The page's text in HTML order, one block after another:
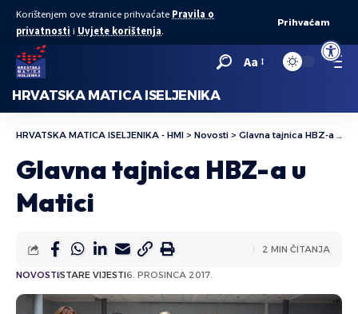
Open
Korištenjem ove stranice prihvaćate Pravila o
privatnosti i Uvjete korištenja.
Prihvaćam
Aa
HRVATSKA MATICA ISELJENIKA
HRVATSKA MATICA ISELJENIKA - HMI > Novosti > Glavna tajnica HBZ-a u Matici
Glavna tajnica HBZ-a u
Matici
NOVOSTISTARE VIJESTI6. PROSINCA 2017.
2 MIN ČITANJA